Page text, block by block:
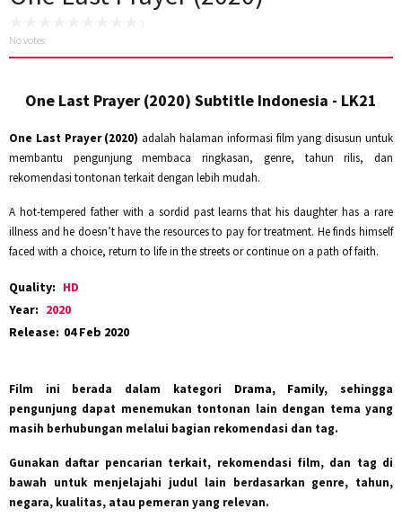
No votes
One Last Prayer (2020) Subtitle Indonesia - LK21
One Last Prayer (2020) adalah halaman informasi film yang disusun untuk
membantu pengunjung membaca ringkasan, genre, tahun rilis, dan
rekomendasi tontonan terkait dengan lebih mudah.
A hot-tempered father with a sordid past learns that his daughter has a rare
illness and he doesn’t have the resources to pay for treatment. He finds himself
faced with a choice, return to life in the streets or continue on a path of faith.
Quality: HD
Year: 2020
Release: 04 Feb 2020
Film ini berada dalam kategori Drama, Family, sehingga
pengunjung dapat menemukan tontonan lain dengan tema yang
masih berhubungan melalui bagian rekomendasi dan tag.
Gunakan daftar pencarian terkait, rekomendasi film, dan tag di
bawah untuk menjelajahi judul lain berdasarkan genre, tahun,
negara, kualitas, atau pemeran yang relevan.